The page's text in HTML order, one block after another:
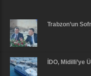
Trabzon’un
İDO, Midilli’ye